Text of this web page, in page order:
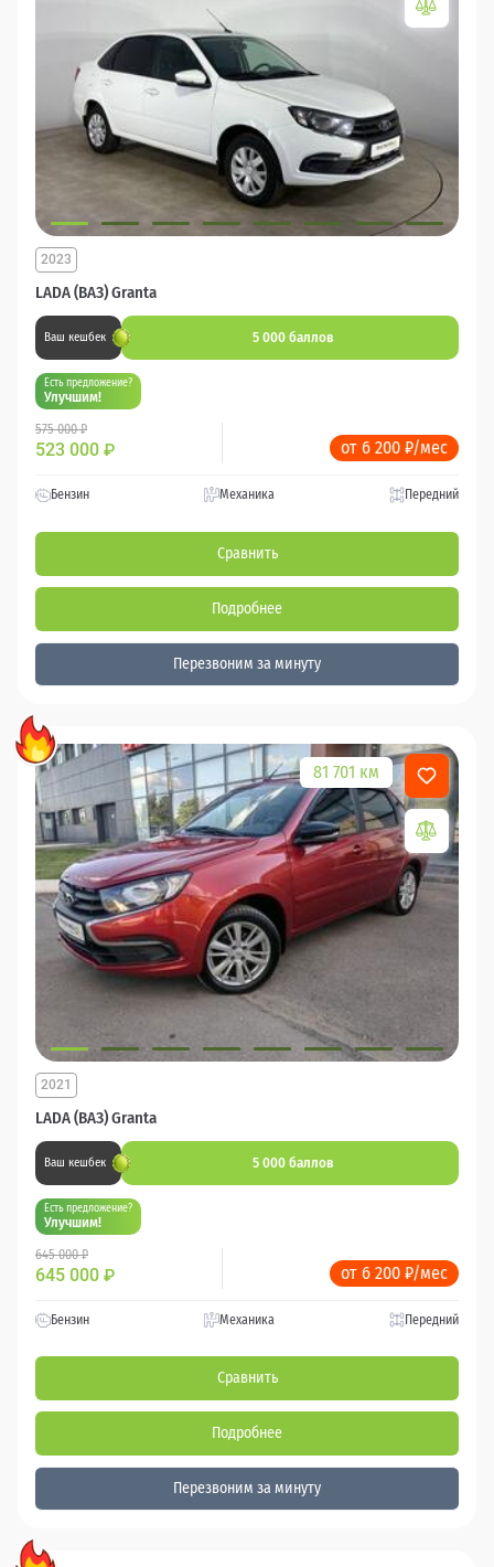
LADA (ВАЗ) Granta
2023
Ваш кешбек 5 000 баллов
Есть предложение?
Улучшим!
575 000 ₽
523 000 ₽ от 6 200 ₽/мес
Бензин Механика Передний
Сравнить
Подробнее
Перезвоним за минуту
81 701 км
LADA (ВАЗ) Granta
2021
Ваш кешбек 5 000 баллов
Есть предложение?
Улучшим!
645 000 ₽
645 000 ₽ от 6 200 ₽/мес
Бензин Механика Передний
Сравнить
Подробнее
Перезвоним за минуту